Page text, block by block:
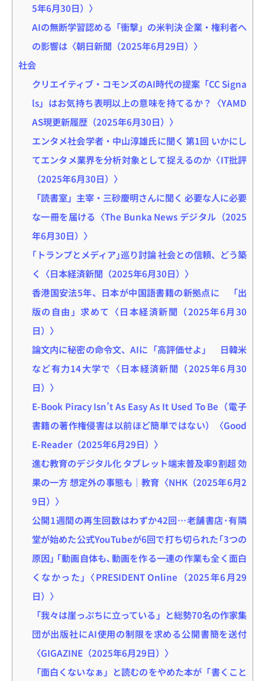
5年6月30日）〉
AIの無断学習認める「衝撃」の米判決 企業・権利者へ
の影響は〈朝日新聞（2025年6月29日）〉
社会
クリエイティブ・コモンズのAI時代の提案「CC Signa
ls」はお気持ち表明以上の意味を持てるか？〈YAMD
AS現更新履歴（2025年6月30日）〉
エンタメ社会学者・中山淳雄氏に聞く 第1回 いかにし
てエンタメ業界を分析対象として捉えるのか〈IT批評
（2025年6月30日）〉
「読書室」主宰・三砂慶明さんに聞く 必要な人に必要
な一冊を届ける〈The Bunka News デジタル（2025
年6月30日）〉
｢トランプとメディア｣巡り討論 社会との信頼、どう築
く〈日本経済新聞（2025年6月30日）〉
香港国安法5年、日本が中国語書籍の新拠点に 「出
版の自由」求めて〈日本経済新聞（2025年6月30
日）〉
論文内に秘密の命令文、AIに「高評価せよ」 日韓米
など有力14大学で〈日本経済新聞（2025年6月30
日）〉
E-Book Piracy Isn’t As Easy As It Used To Be（電子
書籍の著作権侵害は以前ほど簡単ではない）〈Good
E-Reader（2025年6月29日）〉
進む教育のデジタル化 タブレット端末普及率9割超 効
果の一方 想定外の事態も｜教育〈NHK（2025年6月2
9日）〉
公開1週間の再生回数はわずか42回…老舗書店･有隣
堂が始めた公式YouTubeが6回で打ち切られた｢3つの
原因｣ ｢動画自体も､動画を作る一連の作業も全く面白
くなかった｣〈PRESIDENT Online（2025年6月29
日）〉
「我々は崖っぷちに立っている」と総勢70名の作家集
団が出版社にAI使用の制限を求める公開書簡を送付
〈GIGAZINE（2025年6月29日）〉
「面白くないなぁ」と読むのをやめた本が「書くこと